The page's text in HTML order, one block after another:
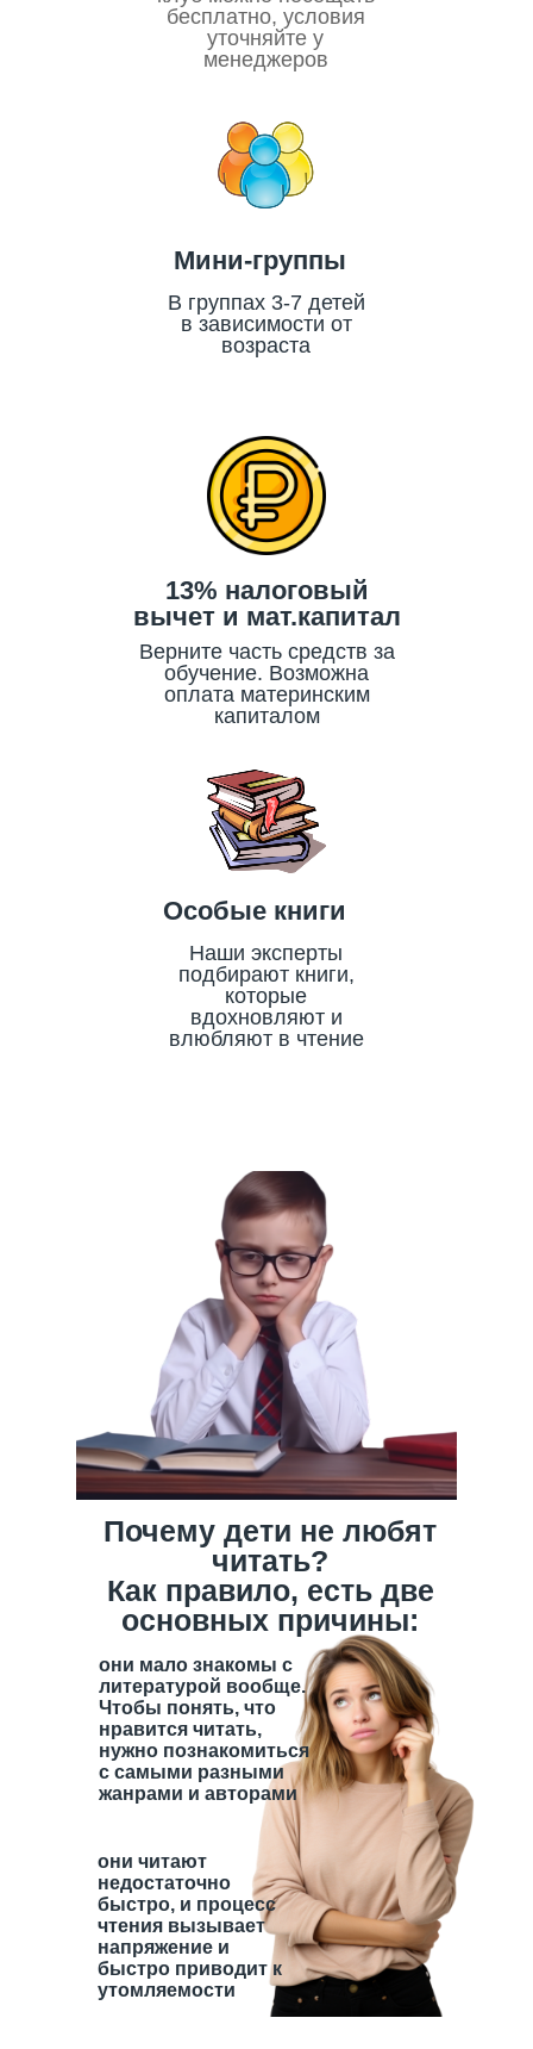
бесплатно, условия
уточняйте у
менеджеров
Мини-группы
В группах 3-7 детей
в зависимости от
возраста
Верните часть средств за
обучение. Возможна
оплата материнским
капиталом
Наши эксперты
подбирают книги,
которые
вдохновляют и
влюбляют в чтение
13% налоговый
вычет и мат.капитал
Особые книги
Почему дети не любят
читать?
Как правило, есть две
основных причины:
они мало знакомы с
литературой вообще.
Чтобы понять, что
нравится читать,
нужно познакомиться
с самыми разными
жанрами и авторами
они читают
недостаточно
быстро, и процесс
чтения вызывает
напряжение и
быстро приводит к
утомляемости